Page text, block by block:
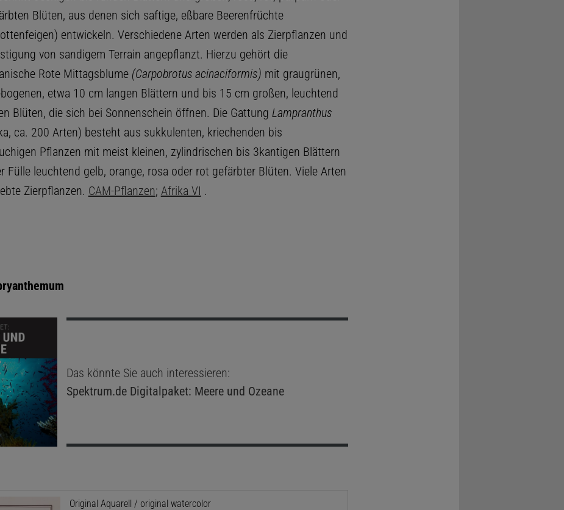
Blüten, aus denen sich saftige, eßbare Beerenfrüchte
entwickeln. Verschiedene Arten werden als Zierpflanzen und
von sandigem Terrain angepflanzt. Hierzu gehört die
Rote Mittagsblume (Carpobrotus acinaciformis) mit graugrünen,
etwa 10 cm langen Blättern und bis 15 cm großen, leuchtend
Blüten, die sich bei Sonnenschein öffnen. Die Gattung Lampranthus
ca. 200 Arten) besteht aus sukkulenten, kriechenden bis
Pflanzen mit meist kleinen, zylindrischen bis 3kantigen Blättern
Fülle leuchtend gelb, orange, rosa oder rot gefärbter Blüten. Viele Arten
Zierpflanzen. CAM-Pflanzen; Afrika VI .
Das könnte Sie auch interessieren:
Spektrum.deDigitalpaket: Meere und Ozeane
Original Aquarell / original watercolor